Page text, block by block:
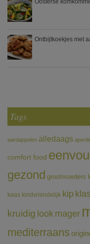
Oosterse
Ontbijtkoekjes met
Tags
aardappelen alledaags
comfort food
gezond grootmoeders
kaas kindvriendelijk kip
kruidig look mager
mediterraans